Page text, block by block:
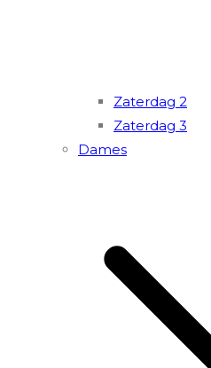
Zaterdag 2
Zaterdag 3
Dames